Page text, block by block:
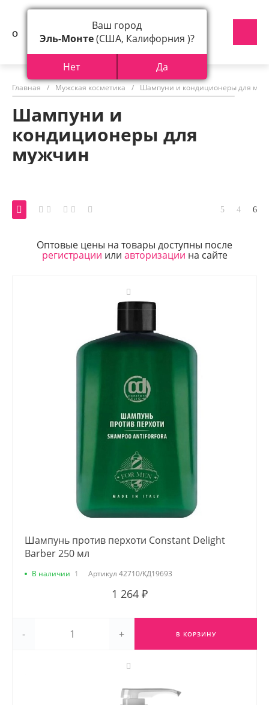
Главная / Мужская косметика / Шампуни и кондиционеры для
Шампуни и
кондиционеры для
мужчин
Оптовые цены на товары доступны после
регистрации или авторизации на сайте
Шампунь против перхоти Constant Delight
Barber 250 мл
В наличии 1 Артикул 42710/КД19693
1 264 ₽
- + В КОРЗИНУ
Ваш город
Эль-Монте(США, Калифорния )?
Нет Да